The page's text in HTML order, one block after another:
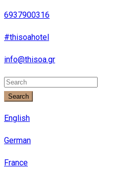
6937900316
#thisoahotel
info@thisoa.gr
Search
English
German
France